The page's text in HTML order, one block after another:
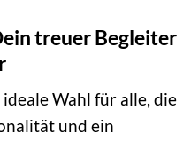
treuer Begleiter
Wahl für alle, die
und ein